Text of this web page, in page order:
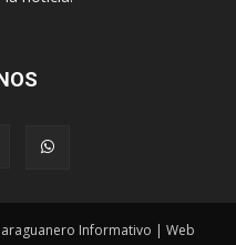
Informativo | Web